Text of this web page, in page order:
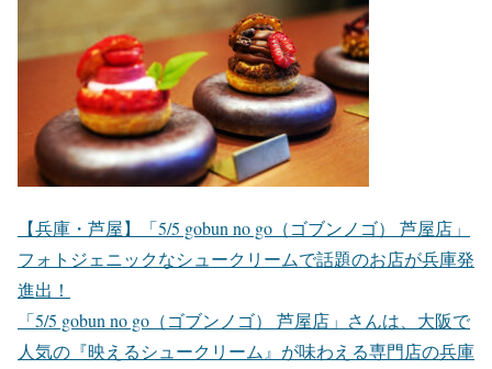
【兵庫・芦屋】「5/5 gobun no go（ゴブンノゴ） 芦屋店」
フォトジェニックなシュークリームで話題のお店が兵庫発
進出！
「5/5 gobun no go（ゴブンノゴ） 芦屋店」さんは、大阪で
人気の『映えるシュークリーム』が味わえる専門店の兵庫